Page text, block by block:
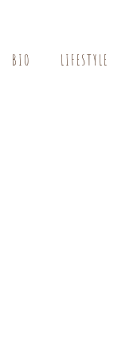
BIO LIFESTYLE